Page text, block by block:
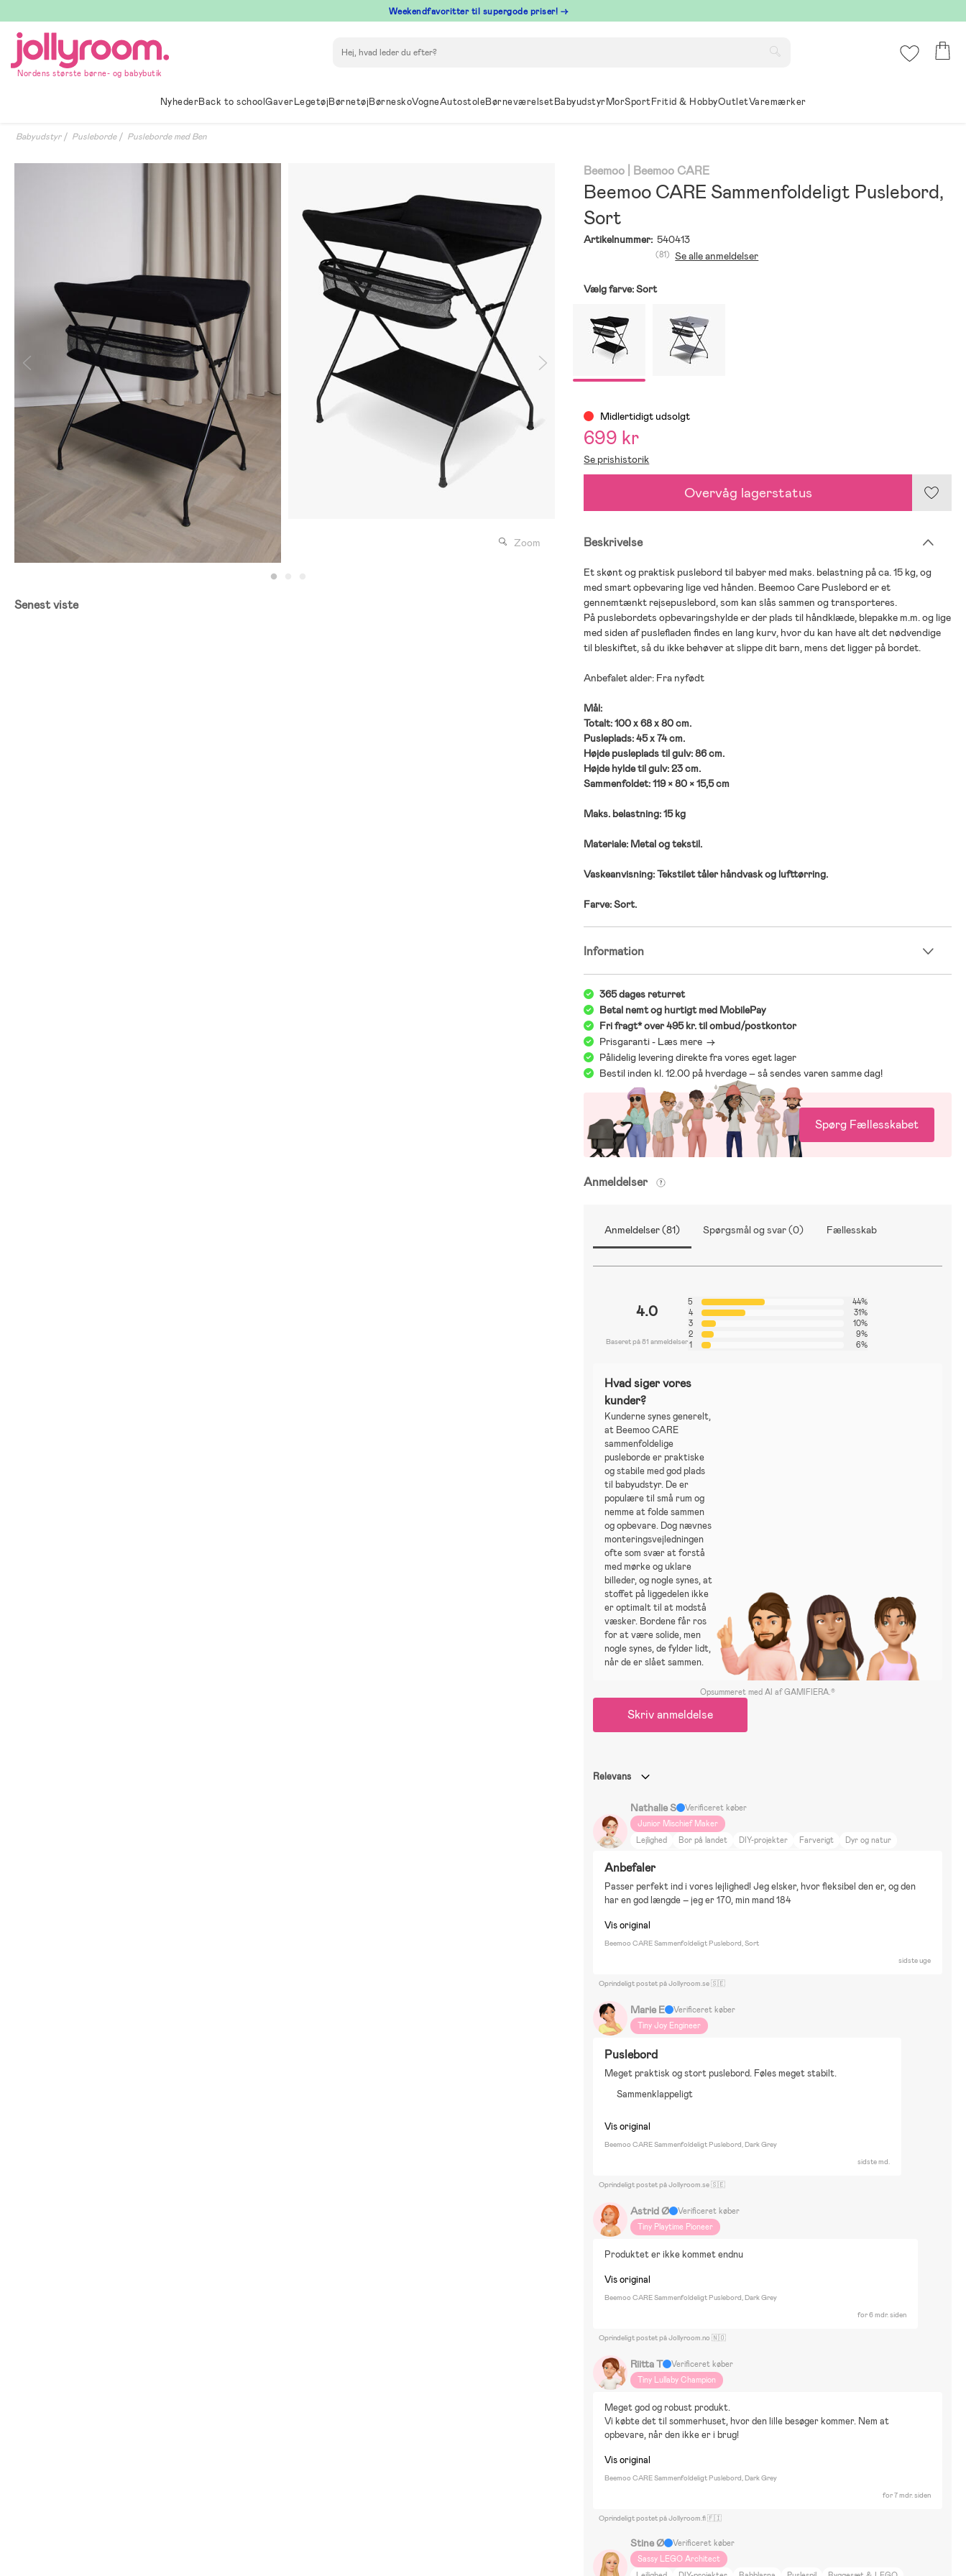
till
innehållet
⁠ Weekendfavoritter til supergode priser! →
Nordens største børne- og babybutik
NyhederBack to schoolGaverLegetøjBørnetøjBørneskoVogneAutostoleBørneværelsetBabyudstyrMorSportFritid & HobbyOutletVaremærker
Babyudstyr Pusleborde Pusleborde med Ben
Zoom
Senest viste
Beemoo | Beemoo CARE
Beemoo CARE Sammenfoldeligt Puslebord,
Sort
Artikelnummer: 540413
(81) Se alle anmeldelser
Vælg farve:Sort
Midlertidigt udsolgt
699 kr
Se prishistorik
Overvåg lagerstatus
Beskrivelse
Et skønt og praktisk puslebord til babyer med maks. belastning på ca. 15 kg, og
med smart opbevaring lige ved hånden. Beemoo Care Puslebord er et
gennemtænkt rejsepuslebord, som kan slås sammen og transporteres.
På puslebordets opbevaringshylde er der plads til håndklæde, blepakke m.m. og lige
med siden af puslefladen findes en lang kurv, hvor du kan have alt det nødvendige
til bleskiftet, så du ikke behøver at slippe dit barn, mens det ligger på bordet.
Anbefalet alder: Fra nyfødt
Mål:
Totalt: 100 x 68 x 80 cm.
Pusleplads: 45 x 74 cm.
Højde pusleplads til gulv: 86 cm.
Højde hylde til gulv: 23 cm.
Sammenfoldet: 119 × 80 × 15,5 cm
Maks. belastning: 15 kg
Materiale: Metal og tekstil.
Vaskeanvisning: Tekstilet tåler håndvask og lufttørring.
Farve: Sort.
Information
365 dages returret
Betal nemt og hurtigt med MobilePay
Fri fragt* over 495 kr. til ombud/postkontor
Prisgaranti - Læs mere ->
Pålidelig levering direkte fra vores eget lager
Bestil inden kl. 12.00 på hverdage – så sendes varen samme dag!
Spørg Fællesskabet
Anmeldelser
Anmeldelser (81) Spørgsmål og svar (0) Fællesskab
4.0
Baseret på 81 anmeldelser
5
44%
4
31%
3
10%
2
9%
1
6%
Hvad siger vores
kunder?
Kunderne synes generelt,
at Beemoo CARE
sammenfoldelige
pusleborde er praktiske
og stabile med god plads
til babyudstyr. De er
populære til små rum og
nemme at folde sammen
og opbevare. Dog nævnes
monteringsvejledningen
ofte som svær at forstå
med mørke og uklare
billeder, og nogle synes, at
stoffet på liggedelen ikke
er optimalt til at modstå
væsker. Bordene får ros
for at være solide, men
nogle synes, de fylder lidt,
når de er slået sammen.
Opsummeret med AI af GAMIFIERA.®
Skriv anmeldelse
Relevans
Nathalie S
Verificeret køber
Junior Mischief Maker
Lejlighed
Bor på landet DIY-projekter Farverigt
Dyr og natur
Anbefaler
Passer perfekt ind i vores lejlighed! Jeg elsker, hvor fleksibel den er, og den
har en god længde – jeg er 170, min mand 184
Vis original
Beemoo CARE Sammenfoldeligt Puslebord, Sort
sidste uge
Oprindeligt postet på Jollyroom.se 🇸🇪
Marie E
Verificeret køber
Tiny Joy Engineer
Puslebord
Meget praktisk og stort puslebord. Føles meget stabilt.
Sammenklappeligt
Vis original
Beemoo CARE Sammenfoldeligt Puslebord, Dark Grey
sidste md.
Oprindeligt postet på Jollyroom.se 🇸🇪
Astrid Ø
Verificeret køber
Tiny Playtime Pioneer
Produktet er ikke kommet endnu
Vis original
Beemoo CARE Sammenfoldeligt Puslebord, Dark Grey
for 6 mdr. siden
Oprindeligt postet på Jollyroom.no 🇳🇴
Riitta T
Verificeret køber
Tiny Lullaby Champion
Meget god og robust produkt.
Vi købte det til sommerhuset, hvor den lille besøger kommer. Nem at
opbevare, når den ikke er i brug!
Vis original
Beemoo CARE Sammenfoldeligt Puslebord, Dark Grey
for 7 mdr. siden
Oprindeligt postet på Jollyroom.fi 🇫🇮
Stine Ø
Verificeret køber
Sassy LEGO Architect